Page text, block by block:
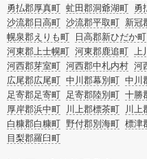
勇払郡厚真町 虻田郡洞爺湖町 勇
沙流郡日高町 沙流郡平取町 新冠
幌泉郡えりも町
日高郡新ひだか町
河東郡上士幌町 河東郡鹿追町 上
河西郡芽室町 河西郡中札内村 河
広尾郡広尾町 中川郡幕別町 中川
足寄郡足寄町 足寄郡陸別町 十勝
厚岸郡浜中町
川上郡標茶町 川上
白糠郡白糠町 野付郡別海町 標津
目梨郡羅臼町